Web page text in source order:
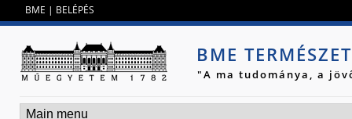
BME | BELÉPÉS
BME
"A ma tudománya, a